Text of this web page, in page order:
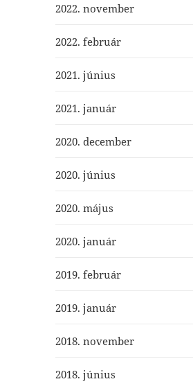
2022. november
2022. február
2021. június
2021. január
2020. december
2020. június
2020. május
2020. január
2019. február
2019. január
2018. november
2018. június